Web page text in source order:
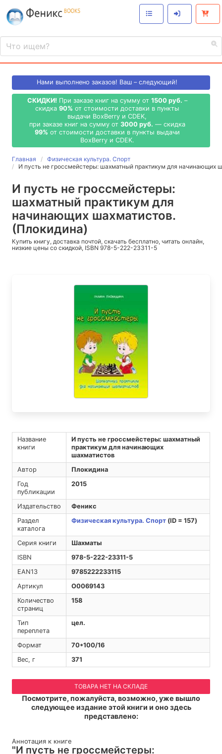
Нами выполнено заказов! Ваш – следующий!
СКИДКИ! При заказе книг на сумму от 1500 руб. –
скидка 90% от стоимости доставки в пункты
выдачи BoxBerry и CDEK,
при заказе книг на сумму от 3000 руб. — скидка
99% от стоимости доставки в пункты выдачи
BoxBerry и CDEK.
Главная
Физическая культура. Спорт
И пусть не гроссмейстеры: шахматный практикум для начинающих
И пусть не гроссмейстеры:
шахматный практикум для
начинающих шахматистов.
(Плокидина)
Купить книгу, доставка почтой, скачать бесплатно, читать онлайн,
низкие цены со скидкой, ISBN 978-5-222-23311-5
Название
книги
И пусть не гроссмейстеры: шахматный
практикум для начинающих
шахматистов
Автор
Плокидина
Год
публикации
2015
Издательство
Феникс
Раздел
каталога
Физическая культура. Спорт(ID = 157)
Серия книги
Шахматы
ISBN
978-5-222-23311-5
EAN13
9785222233115
Артикул
O0069143
Количество
страниц
158
Тип
переплета
цел.
Формат
70*100/16
Вес, г
371
ТОВАРА НЕТ НА СКЛАДЕ
Посмотрите, пожалуйста, возможно, уже вышло
следующее издание этой книги и оно здесь
представлено:
Аннотация к книге
"И пусть не гроссмейстеры: